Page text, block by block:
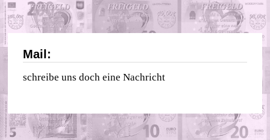
Mail:
schreibe uns doch eine Nachricht